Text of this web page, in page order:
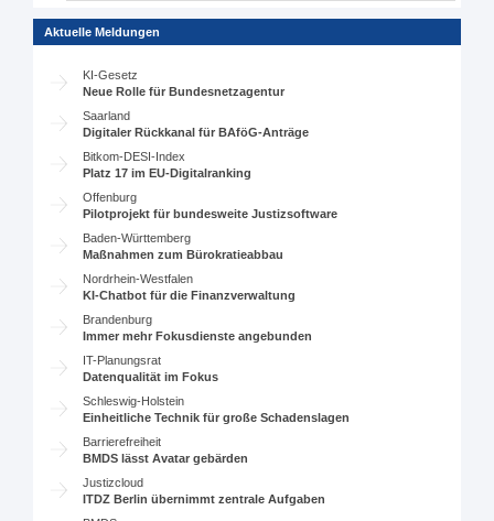
Aktuelle Meldungen
KI-Gesetz
Neue Rolle für Bundesnetzagentur
Saarland
Digitaler Rückkanal für BAföG-Anträge
Bitkom-DESI-Index
Platz 17 im EU-Digitalranking
Offenburg
Pilotprojekt für bundesweite Justizsoftware
Baden-Württemberg
Maßnahmen zum Bürokratieabbau
Nordrhein-Westfalen
KI-Chatbot für die Finanzverwaltung
Brandenburg
Immer mehr Fokusdienste angebunden
IT-Planungsrat
Datenqualität im Fokus
Schleswig-Holstein
Einheitliche Technik für große Schadenslagen
Barrierefreiheit
BMDS lässt Avatar gebärden
Justizcloud
ITDZ Berlin übernimmt zentrale Aufgaben